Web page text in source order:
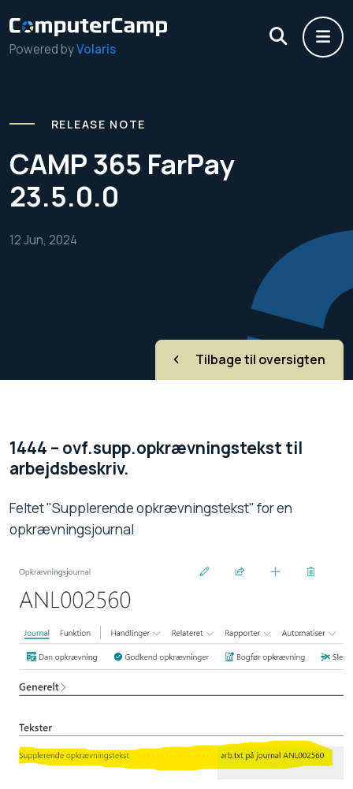
Powered byVolaris
RELEASE NOTE
CAMP 365 FarPay
23.5.0.0
12 Jun, 2024
Tilbage til oversigten
1444 – ovf.supp.opkrævningstekst til
arbejdsbeskriv.
Feltet "Supplerende opkrævningstekst" for en
opkrævningsjournal